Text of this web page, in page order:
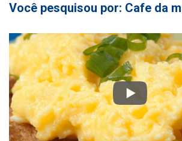
Você pesquisou por: Cafe da